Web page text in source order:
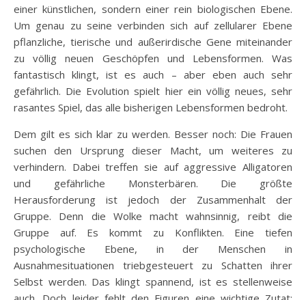
einer künstlichen, sondern einer rein biologischen Ebene.
Um genau zu seine verbinden sich auf zellularer Ebene
pflanzliche, tierische und außerirdische Gene miteinander
zu völlig neuen Geschöpfen und Lebensformen. Was
fantastisch klingt, ist es auch – aber eben auch sehr
gefährlich. Die Evolution spielt hier ein völlig neues, sehr
rasantes Spiel, das alle bisherigen Lebensformen bedroht.
Dem gilt es sich klar zu werden. Besser noch: Die Frauen
suchen den Ursprung dieser Macht, um weiteres zu
verhindern. Dabei treffen sie auf aggressive Alligatoren
und gefährliche Monsterbären. Die größte
Herausforderung ist jedoch der Zusammenhalt der
Gruppe. Denn die Wolke macht wahnsinnig, reibt die
Gruppe auf. Es kommt zu Konflikten. Eine tiefen
psychologische Ebene, in der Menschen in
Ausnahmesituationen triebgesteuert zu Schatten ihrer
Selbst werden. Das klingt spannend, ist es stellenweise